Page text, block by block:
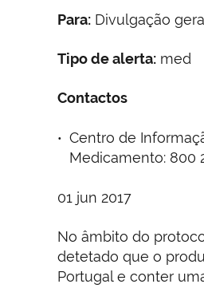
Para: Divulgação
Tipo de alerta: med
Contactos
Centro de
Medicamento: 800
01 jun 2017
No âmbito do
detetado que o
Portugal e conter